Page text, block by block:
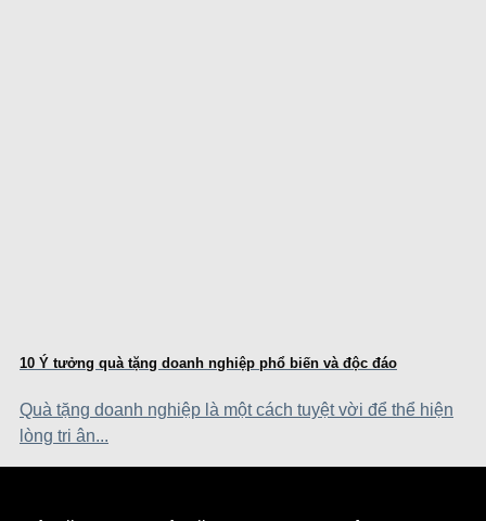
10 Ý tưởng quà tặng doanh nghiệp phổ biến và độc đáo
Quà tặng doanh nghiệp là một cách tuyệt vời để thể hiện
lòng tri ân...